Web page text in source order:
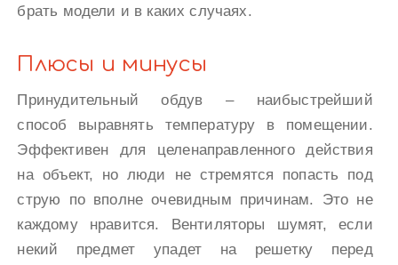
брать модели и в каких случаях.
Плюсы и минусы
Принудительный обдув – наибыстрейший
способ выравнять температуру в помещении.
Эффективен для целенаправленного действия
на объект, но люди не стремятся попасть под
струю по вполне очевидным причинам. Это не
каждому нравится. Вентиляторы шумят, если
некий предмет упадет на решетку перед